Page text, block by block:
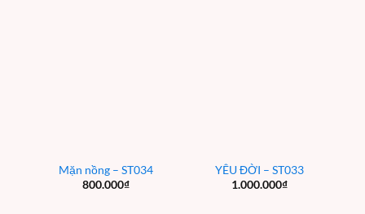
Mặn nồng – ST034
800.000₫
YÊU ĐỜI – ST033
1.000.000₫